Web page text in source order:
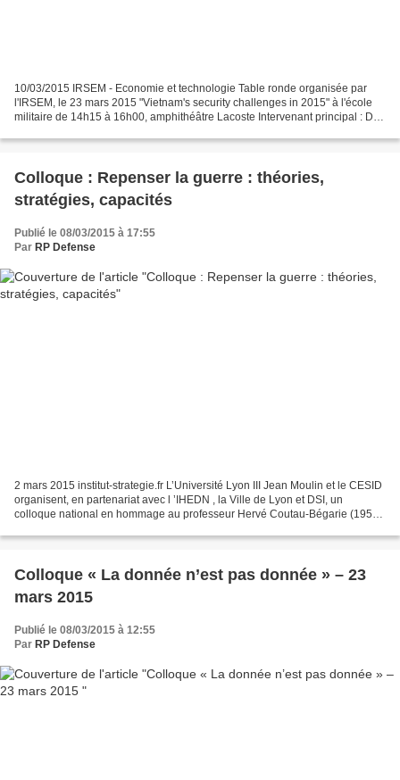
10/03/2015 IRSEM - Economie et technologie Table ronde organisée par
l'IRSEM, le 23 mars 2015 "Vietnam's security challenges in 2015" à l'école
militaire de 14h15 à 16h00, amphithéâtre Lacoste Intervenant principal : Dr.
Colloque : Repenser la guerre : théories,
stratégies, capacités
Publié le 08/03/2015 à 17:55
Par RP Defense
2 mars 2015 institut-strategie.fr L’Université Lyon III Jean Moulin et le CESID
organisent, en partenariat avec l ’IHEDN , la Ville de Lyon et DSI, un
colloque national en hommage au professeur Hervé Coutau-Bégarie (1956-
Colloque « La donnée n’est pas donnée » – 23
mars 2015
Publié le 08/03/2015 à 12:55
Par RP Defense